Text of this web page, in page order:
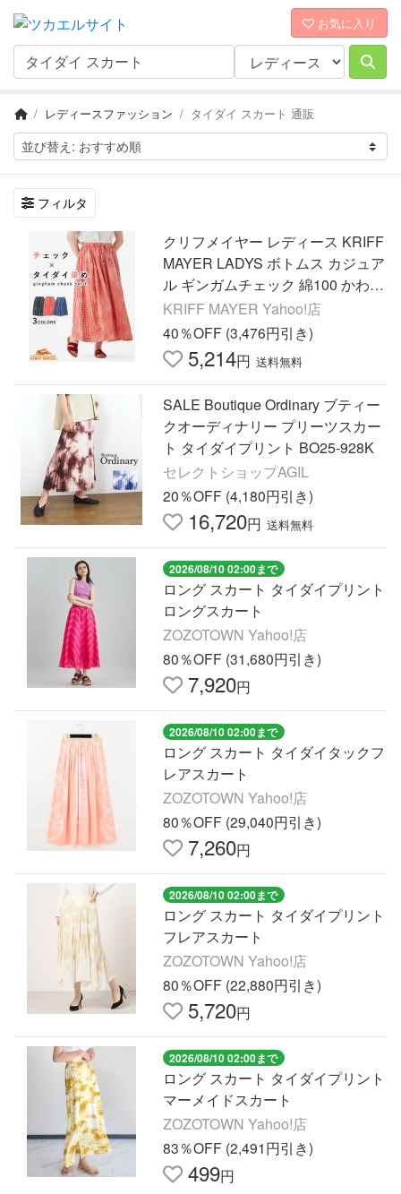
お気に入り
レディースファッション タイダイ スカート 通販
フィルタ
クリフメイヤー レディース KRIFF
MAYER LADYS ボトムス カジュア
ル ギンガムチェック 綿100 かわい
い お洒落 春 夏 2025SS チェック
タイダイ スカート
KRIFF MAYER Yahoo!店
40％OFF (3,476円引き)
5,214円 送料無料
SALE Boutique Ordinary ブティー
クオーディナリー プリーツスカー
ト タイダイプリント BO25-928K
セレクトショップAGIL
20％OFF (4,180円引き)
16,720円 送料無料
2026/08/10 02:00まで
ロング スカート タイダイプリント
ロングスカート
ZOZOTOWN Yahoo!店
80％OFF (31,680円引き)
7,920円
2026/08/10 02:00まで
ロング スカート タイダイタックフ
レアスカート
ZOZOTOWN Yahoo!店
80％OFF (29,040円引き)
7,260円
2026/08/10 02:00まで
ロング スカート タイダイプリント
フレアスカート
ZOZOTOWN Yahoo!店
80％OFF (22,880円引き)
5,720円
2026/08/10 02:00まで
ロング スカート タイダイプリント
マーメイドスカート
ZOZOTOWN Yahoo!店
83％OFF (2,491円引き)
499円